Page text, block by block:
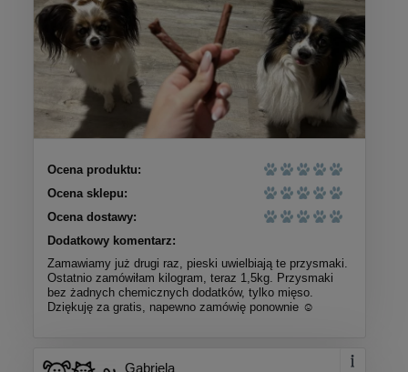
Ocena produktu:
Ocena sklepu:
Ocena dostawy:
Dodatkowy komentarz:
Zamawiamy już drugi raz, pieski uwielbiają te przysmaki.
Ostatnio zamówiłam kilogram, teraz 1,5kg. Przysmaki
bez żadnych chemicznych dodatków, tylko mięso.
Dziękuję za gratis, napewno zamówię ponownie ☺️
Gabriela